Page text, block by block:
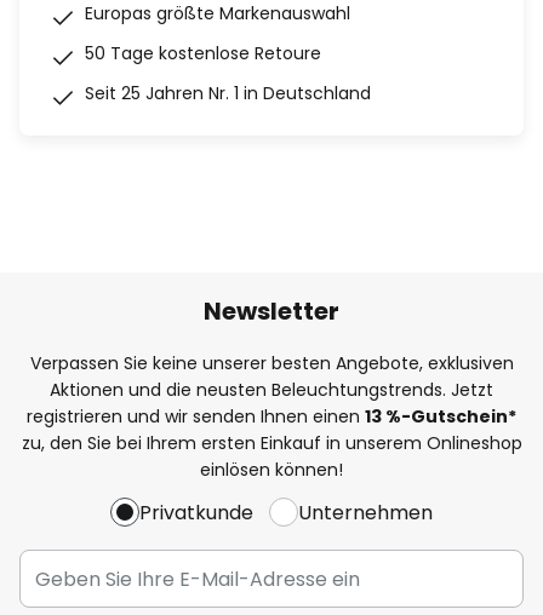
Europas größte Markenauswahl
50 Tage kostenlose Retoure
Seit 25 Jahren Nr. 1 in Deutschland
Newsletter
Verpassen Sie keine unserer besten Angebote, exklusiven
Aktionen und die neusten Beleuchtungstrends. Jetzt
registrieren und wir senden Ihnen einen 13 %-Gutschein*
zu, den Sie bei Ihrem ersten Einkauf in unserem Onlineshop
einlösen können!
Privatkunde Unternehmen